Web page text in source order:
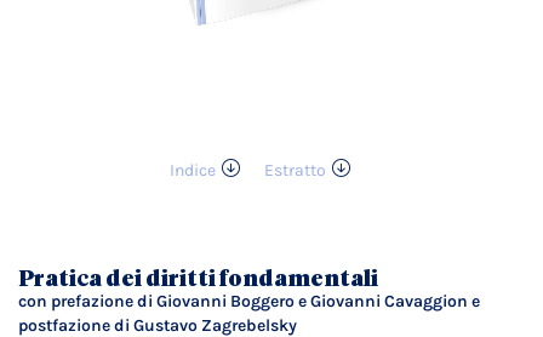
Indice
Estratto
galleria
di
immagini
Pratica dei diritti fondamentali
con prefazione di Giovanni Boggero e Giovanni Cavaggion e
postfazione di Gustavo Zagrebelsky